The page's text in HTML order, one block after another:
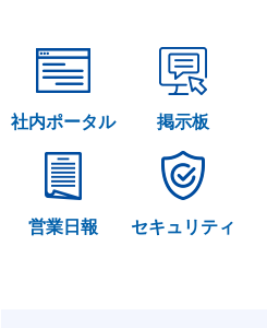
社内ポータル 掲示板
営業日報 セキュリティ